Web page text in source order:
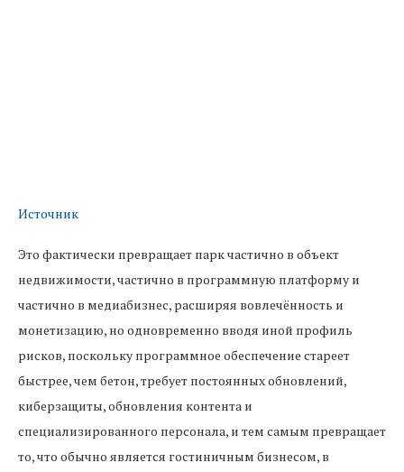
Источник
Это фактически превращает парк частично в объект
недвижимости, частично в программную платформу и
частично в медиабизнес, расширяя вовлечённость и
монетизацию, но одновременно вводя иной профиль
рисков, поскольку программное обеспечение стареет
быстрее, чем бетон, требует постоянных обновлений,
киберзащиты, обновления контента и
специализированного персонала, и тем самым превращает
то, что обычно является гостиничным бизнесом, в